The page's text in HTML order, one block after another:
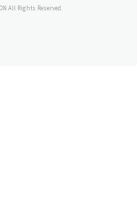
All Rights Reserved.